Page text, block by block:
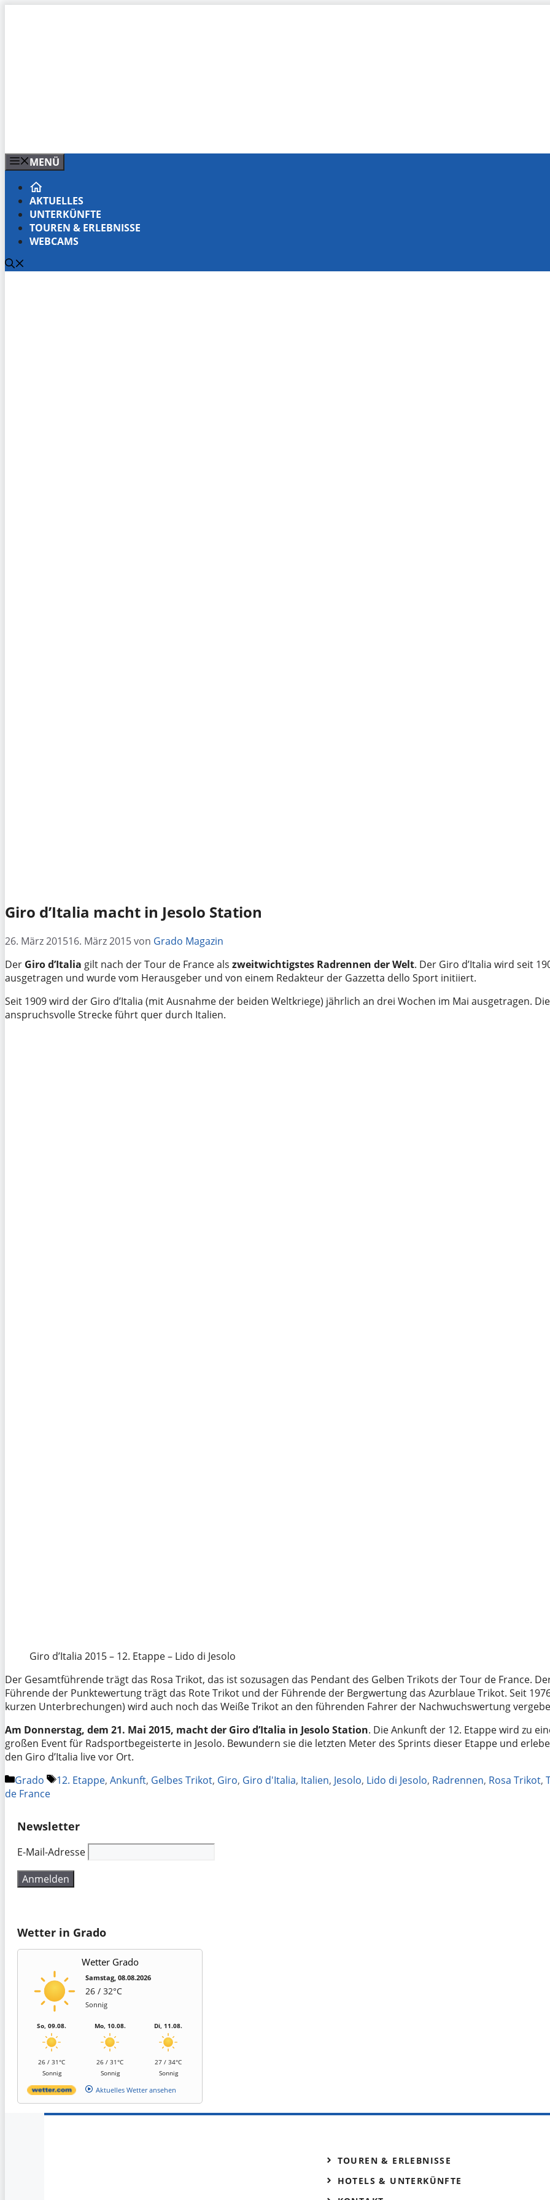
MENÜ
AKTUELLES
UNTERKÜNFTE
TOUREN & ERLEBNISSE
WEBCAMS
Giro d’Italia macht in Jesolo Station
26. März 201516. März 2015von Grado Magazin
Der Giro d’Italia gilt nach der Tour de France als zweitwichtigstes Radrennen der Welt. Der Giro d’Italia wird seit
ausgetragen und wurde vom Herausgeber und von einem Redakteur der Gazzetta dello Sport initiiert.
Seit 1909 wird der Giro d’Italia (mit Ausnahme der beiden Weltkriege) jährlich an drei Wochen im Mai ausgetragen. Die
anspruchsvolle Strecke führt quer durch Italien.
Giro d’Italia 2015 – 12. Etappe – Lido di Jesolo
Der Gesamtführende trägt das Rosa Trikot, das ist sozusagen das Pendant des Gelben Trikots der Tour de France.
Führende der Punktewertung trägt das Rote Trikot und der Führende der Bergwertung das Azurblaue Trikot. Seit
kurzen Unterbrechungen) wird auch noch das Weiße Trikot an den führenden Fahrer der Nachwuchswertung
Am Donnerstag, dem 21. Mai 2015, macht der Giro d’Italia in Jesolo Station. Die Ankunft der 12. Etappe wird zu
großen Event für Radsportbegeisterte in Jesolo. Bewundern sie die letzten Meter des Sprints dieser Etappe und
den Giro d’Italia live vor Ort.
Kategorien
Grado Schlagwörter
12. Etappe, Ankunft, Gelbes Trikot, Giro, Giro d'Italia, Italien, Jesolo, Lido di Jesolo, Radrennen, Rosa Trikot,
de France
Newsletter
E-Mail-Adresse
Wetter in Grado
Wetter Grado
Samstag, 08.08.2026
26 / 32°C
Sonnig
So, 09.08.
26 / 31°C
Sonnig
Mo, 10.08.
26 / 31°C
Sonnig
Di, 11.08.
27 / 34°C
Sonnig
Aktuelles Wetter ansehen
TOUREN & ERLEBNISSE
HOTELS & UNTERKÜNFTE